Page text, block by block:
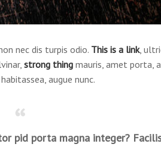
nec dis turpis odio. This is a link,
strong thing mauris, amet porta,
augue nunc.
pid porta magna integer?